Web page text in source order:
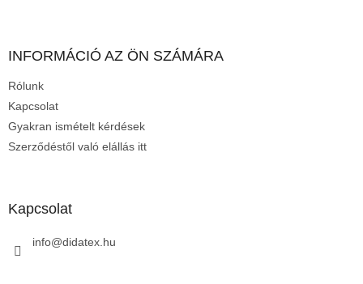
INFORMÁCIÓ AZ ÖN SZÁMÁRA
Rólunk
Kapcsolat
Gyakran ismételt kérdések
Szerződéstől való elállás itt
Kapcsolat
info@didatex.hu